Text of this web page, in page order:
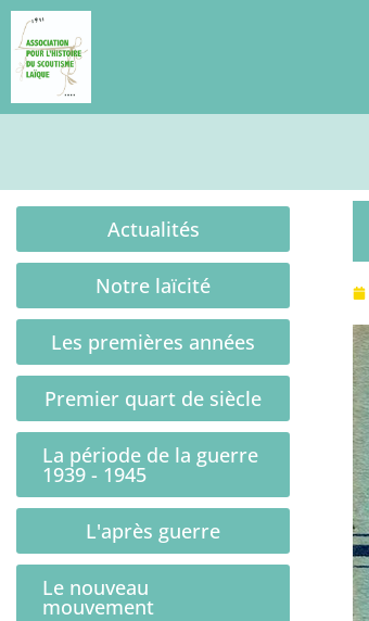
Actualités
Notre laïcité
Les premières années
Premier quart de siècle
La période de la guerre
1939 - 1945
L'après guerre
Le nouveau
mouvement